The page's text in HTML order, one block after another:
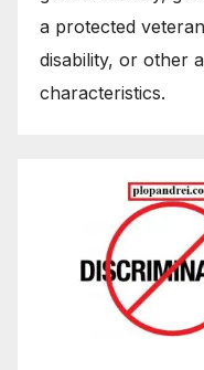
a protected
disability, or other
characteristics.